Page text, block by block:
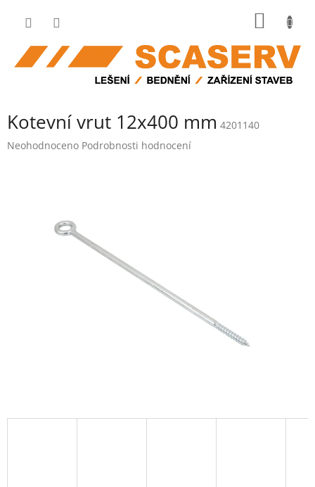
Kotevní vrut 12x400 mm 4201140
Průměrné
Neohodnoceno Podrobnosti hodnocení